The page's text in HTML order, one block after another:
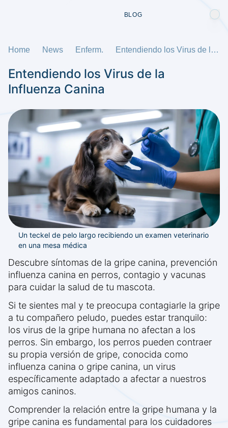
BLOG
Home News Enferm. Entendiendo los Virus de la Influenza Canina
Entendiendo los Virus de la
Influenza Canina
Un teckel de pelo largo recibiendo un examen veterinario
en una mesa médica
Descubre síntomas de la gripe canina, prevención
influenza canina en perros, contagio y vacunas
para cuidar la salud de tu mascota.
Si te sientes mal y te preocupa contagiarle la gripe
a tu compañero peludo, puedes estar tranquilo:
los virus de la gripe humana no afectan a los
perros. Sin embargo, los perros pueden contraer
su propia versión de gripe, conocida como
influenza canina o gripe canina, un virus
específicamente adaptado a afectar a nuestros
amigos caninos.
Comprender la relación entre la gripe humana y la
gripe canina es fundamental para los cuidadores